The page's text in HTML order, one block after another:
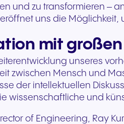
und zu transformieren –
uns die Möglichkeit,
mit
unseres
zwischen Mensch und
der intellektuellen
wissenschaftliche und
of Engineering, Ray